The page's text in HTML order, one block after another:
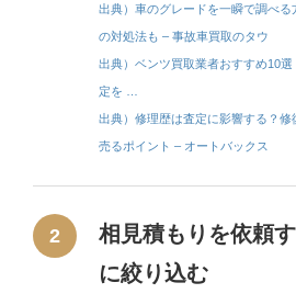
出典）車のグレードを一瞬で調べ
の対処法も – 事故車買取のタウ
出典）ベンツ買取業者おすすめ10
定を …
出典）修理歴は査定に影響する？修
売るポイント – オートバックス
2
相見積もりを依頼
に絞り込む